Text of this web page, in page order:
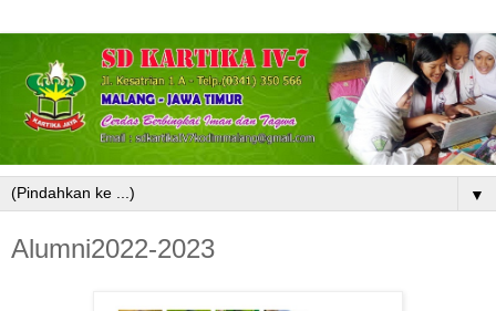
▼
Alumni2022-2023